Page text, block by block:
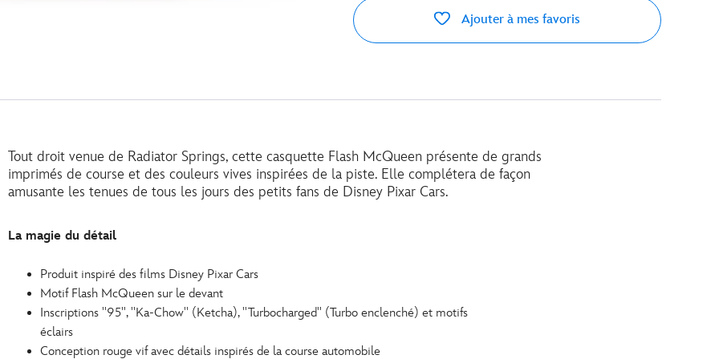
Ajouter à mes favoris
Tout droit venue de Radiator Springs, cette casquette Flash McQueen présente de grands
imprimés de course et des couleurs vives inspirées de la piste. Elle complétera de façon
amusante les tenues de tous les jours des petits fans de Disney Pixar Cars.
La magie du détail
Produit inspiré des films Disney Pixar Cars
Motif Flash McQueen sur le devant
Inscriptions ''95'', ''Ka-Chow'' (Ketcha), ''Turbocharged'' (Turbo enclenché) et motifs
éclairs
Conception rouge vif avec détails inspirés de la course automobile